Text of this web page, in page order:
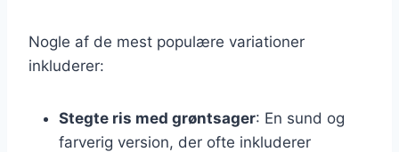
Nogle af de mest populære variationer
inkluderer:
Stegte ris med grøntsager: En sund og
farverig version, der ofte inkluderer